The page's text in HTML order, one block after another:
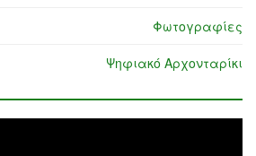
Φωτογραφίες
Ψηφιακό Αρχονταρίκι